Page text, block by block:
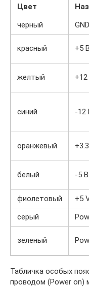
Цвет
черный
GND
красный +5 В
желтый
синий -12
оранжевый
белый -5 В
фиолетовый
+5
серый
зеленый
Табличка особых
проводом (Power